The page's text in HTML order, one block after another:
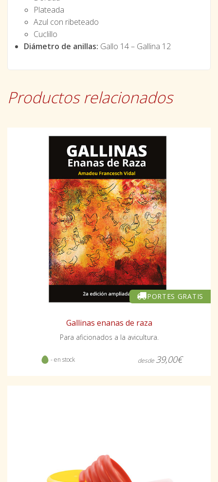
Plateada
Azul con ribeteado
Cuclillo
Diámetro de anillas: Gallo 14 – Gallina 12
Productos relacionados
PORTES GRATIS
Gallinas enanas de raza
Para aficionados a la avicultura.
- en stock desde 39,00€